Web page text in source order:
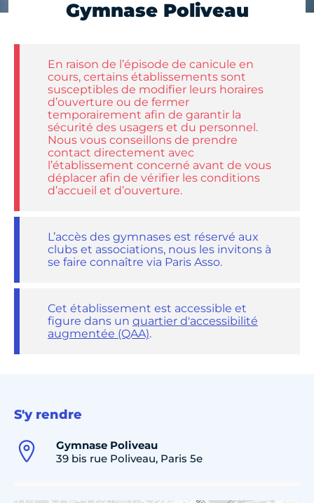
Gymnase Poliveau
En raison de l’épisode de canicule en
cours, certains établissements sont
susceptibles de modifier leurs horaires
d’ouverture ou de fermer
temporairement afin de garantir la
sécurité des usagers et du personnel.
Nous vous conseillons de prendre
contact directement avec
l’établissement concerné avant de vous
déplacer afin de vérifier les conditions
d’accueil et d’ouverture.
L’accès des gymnases est réservé aux
clubs et associations, nous les invitons à
se faire connaître via Paris Asso.
Cet établissement est accessible et
figure dans un quartier d'accessibilité
augmentée (QAA).
S'y rendre
Gymnase Poliveau
39 bis rue Poliveau, Paris 5e